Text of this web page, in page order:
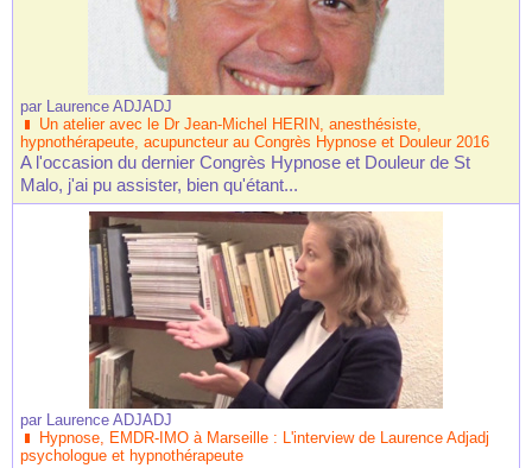
par Laurence ADJADJ
Un atelier avec le Dr Jean-Michel HERIN, anesthésiste,
hypnothérapeute, acupuncteur au Congrès Hypnose et Douleur 2016
A l'occasion du dernier Congrès Hypnose et Douleur de St
Malo, j'ai pu assister, bien qu'étant...
par Laurence ADJADJ
Hypnose, EMDR-IMO à Marseille : L'interview de Laurence Adjadj
psychologue et hypnothérapeute